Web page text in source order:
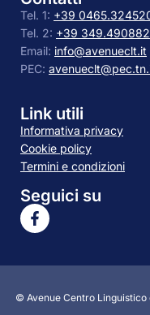
Tel. 1: +39
Tel. 2: +39
Email: info@avenueclt.it
PEC:
Link utili
Informativa privacy
Cookie policy
Termini e condizioni
Seguici su
© Avenue Centro Linguistico